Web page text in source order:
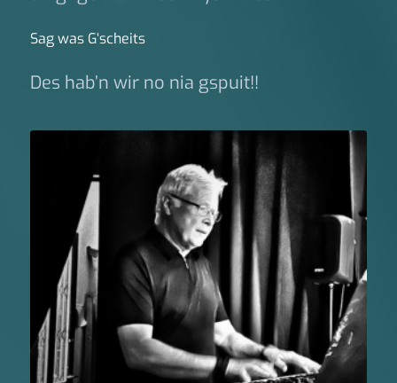
Sag was G‘scheits
Des hab’n wir no nia gspuit!!